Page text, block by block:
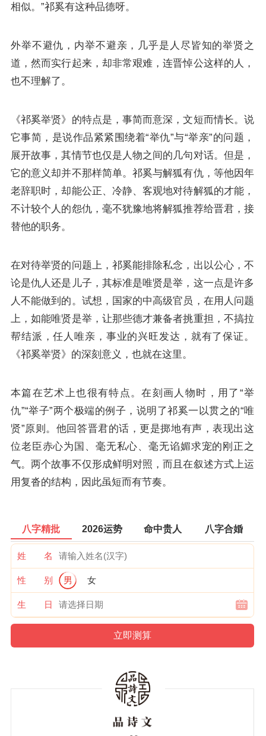
相似。”祁奚有这种品德呀。
外举不避仇，内举不避亲，几乎是人尽皆知的举贤之
道，然而实行起来，却非常艰难，连晋悼公这样的人，
也不理解了。
《祁奚举贤》的特点是，事简而意深，文短而情长。说
它事简，是说作品紧紧围绕着“举仇”与“举亲”的问题，
展开故事，其情节也仅是人物之间的几句对话。但是，
它的意义却并不那样简单。祁奚与解狐有仇，等他因年
老辞职时，却能公正、冷静、客观地对待解狐的才能，
不计较个人的怨仇，毫不犹豫地将解狐推荐给晋君，接
替他的职务。
在对待举贤的问题上，祁奚能排除私念，出以公心，不
论是仇人还是儿子，其标准是唯贤是举，这一点是许多
人不能做到的。试想，国家的中高级官员，在用人问题
上，如能唯贤是举，让那些德才兼备者挑重担，不搞拉
帮结派，任人唯亲，事业的兴旺发达，就有了保证。
《祁奚举贤》的深刻意义，也就在这里。
本篇在艺术上也很有特点。在刻画人物时，用了“举
仇”“举子”两个极端的例子，说明了祁奚一以贯之的“唯
贤”原则。他回答晋君的话，更是掷地有声，表现出这
位老臣赤心为国、毫无私心、毫无谄媚求宠的刚正之
气。两个故事不仅形成鲜明对照，而且在叙述方式上运
用复沓的结构，因此虽短而有节奏。
八字精批 2026运势 命中贵人 八字合婚
姓 名
性 别 男 女
生 日